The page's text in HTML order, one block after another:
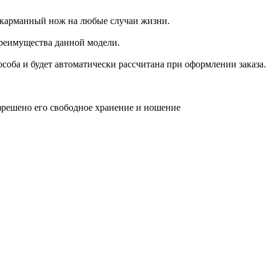
нож на любые случаи жизни.
данной модели.
и будет автоматически рассчитана при оформлении заказа.
его свободное хранение и ношение